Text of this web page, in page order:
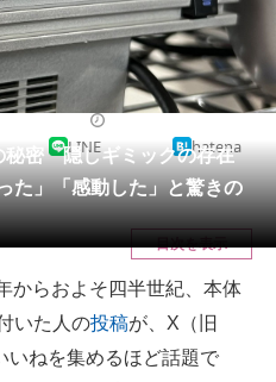
地域
教育・育児
リサーチ
秘密 隠しギミックの存在
た」「感動した」と驚きの
LINE hatena
目次を表示
らおよそ四半世紀、本体
いた人の投稿が、X（旧
いねを集めるほど話題で